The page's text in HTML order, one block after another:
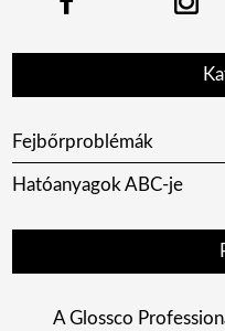
Fejbőrproblémák
Hatóanyagok ABC-je
A Glossco